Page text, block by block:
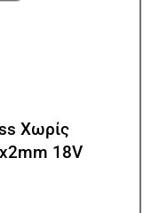
Χωρίς
18V